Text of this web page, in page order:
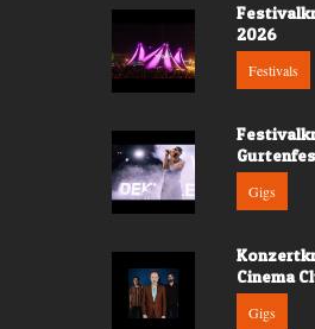
2026
Festivals
Gigs
Cinema
Gigs